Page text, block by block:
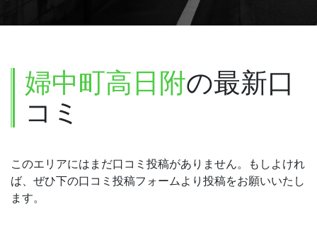
婦中町高日附の最新口
コミ
このエリアにはまだ口コミ投稿がありません。もしよけれ
ば、ぜひ下の口コミ投稿フォームより投稿をお願いいたし
ます。